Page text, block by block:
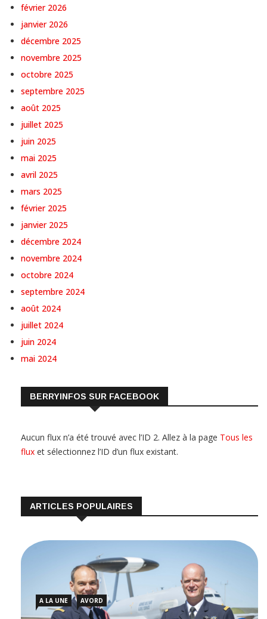
février 2026
janvier 2026
décembre 2025
novembre 2025
octobre 2025
septembre 2025
août 2025
juillet 2025
juin 2025
mai 2025
avril 2025
mars 2025
février 2025
janvier 2025
décembre 2024
novembre 2024
octobre 2024
septembre 2024
août 2024
juillet 2024
juin 2024
mai 2024
BERRYINFOS SUR FACEBOOK
Aucun flux n’a été trouvé avec l’ID 2. Allez à la page Tous les
flux et sélectionnez l’ID d’un flux existant.
ARTICLES POPULAIRES
A LA UNE AVORD